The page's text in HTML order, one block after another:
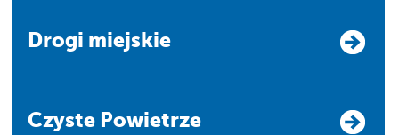
Drogi miejskie
Czyste Powietrze